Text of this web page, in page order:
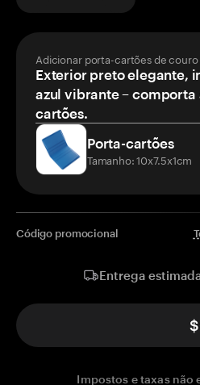
Adicionar porta-cartões de couro
Exterior preto elegante,
azul vibrante – comporta
cartões.
Porta-cartões
Tamanho: 10x7.5x1cm
Código promocional
Entrega
Impostos e taxas não